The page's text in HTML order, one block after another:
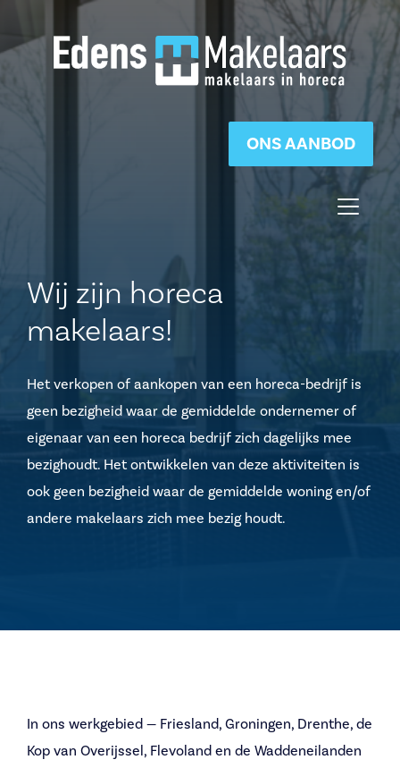
ONS AANBOD
Wij zijn horeca
makelaars!
Het verkopen of aankopen van een horeca-bedrijf is
geen bezigheid waar de gemiddelde ondernemer of
eigenaar van een horeca bedrijf zich dagelijks mee
bezighoudt. Het ontwikkelen van deze aktiviteiten is
ook geen bezigheid waar de gemiddelde woning en/of
andere makelaars zich mee bezig houdt.
In ons werkgebied — Friesland, Groningen, Drenthe, de
Kop van Overijssel, Flevoland en de Waddeneilanden